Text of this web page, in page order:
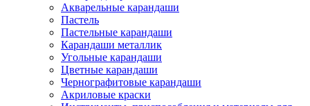
Акварельные карандаши
Пастель
Пастельные карандаши
Карандаши металлик
Угольные карандаши
Цветные карандаши
Чернографитовые карандаши
Акриловые краски